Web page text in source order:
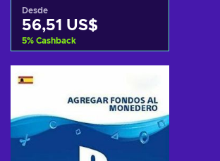
Desde
56,51 US$
5% Cashback
Ver ofertas